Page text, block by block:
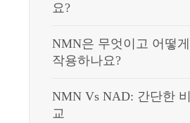
요?
NMN은 무엇이고 어떻게
작용하나요?
NMN Vs NAD: 간단한 비
교